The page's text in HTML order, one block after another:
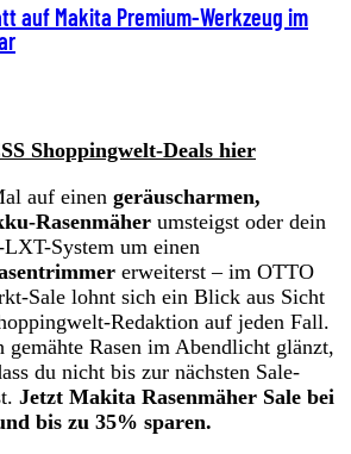
auf Makita Premium-Werkzeug im
Shoppingwelt-Deals hier
auf einen geräuscharmen,
Rasenmäher umsteigst oder dein
System um einen
erweiterst – im OTTO
Sale lohnt sich ein Blick aus Sicht
Redaktion auf jeden Fall.
Rasen im Abendlicht glänzt,
du nicht bis zur nächsten Sale-
Jetzt Makita Rasenmäher Sale bei
bis zu 35% sparen.